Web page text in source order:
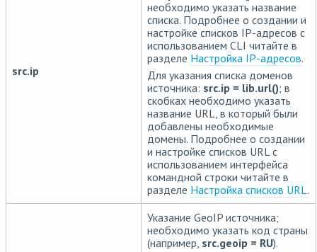
src.ip
необходимо указать название
списка. Подробнее о создании и
настройке списков IP-адресов с
использованием CLI читайте в
разделе Настройка IP-адресов.
Для указания списка доменов
источника: src.ip = lib.url(); в
скобках необходимо указать
название URL, в который были
добавлены необходимые
домены. Подробнее о создании
и настройке списков URL с
использованием интерфейса
командной строки читайте в
разделе Настройка списков URL.
Указание GeoIP источника;
необходимо указать код страны
(например, src.geoip = RU).